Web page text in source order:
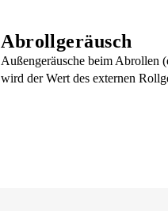
Abrollgeräusch
Außengeräusche beim Abrollen
wird der Wert des externen